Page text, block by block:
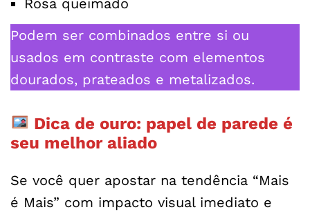
Podem ser combinados entre si ou
usados em contraste com elementos
dourados, prateados e metalizados.
Dica de ouro: papel de parede é
seu melhor aliado
Se você quer apostar na tendência “Mais
é Mais” com impacto visual imediato e